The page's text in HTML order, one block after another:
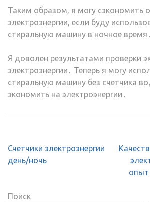
Таким образом, я могу сэкономить
электроэнергии, если буду
стиральную машину в ночное время․
Я доволен результатами проверки
электроэнергии․ Теперь я могу
стиральную машину без счетчика
экономить на электроэнергии․
Навигация
по
Счетчики электроэнергии
день/ночь
опыт
Поиск